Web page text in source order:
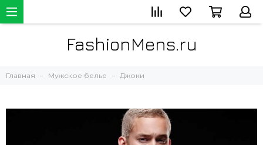
FashionMens.ru
Главная Мужское белье Джоки